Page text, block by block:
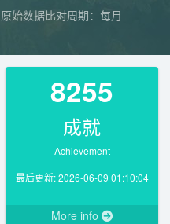
数据比对周期：每月
8255
成就
Achievement
最后更新: 2026-06-09 01:10:04
More info